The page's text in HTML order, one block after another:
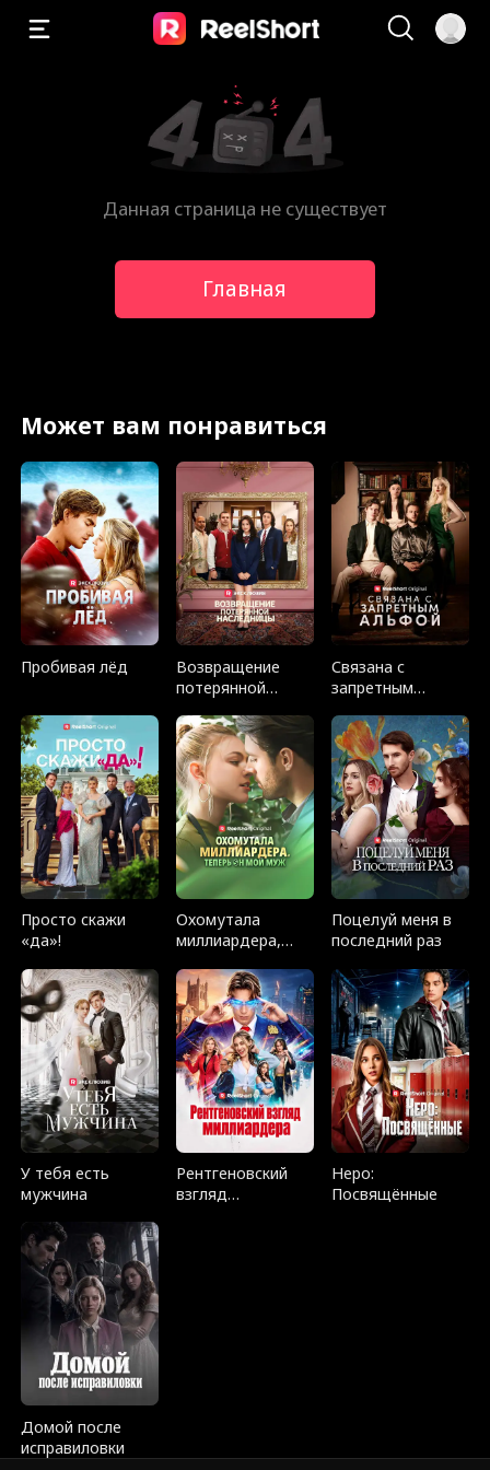
Данная страница не существует
Главная
Может вам понравиться
Пробивая лёд
Возвращение
потерянной
Связана с
запретным
Просто скажи
«да»!
Охомутала
миллиардера,
муж
Поцелуй меня в
последний раз
У тебя есть
мужчина
Рентгеновский
взгляд
Неро:
Посвящённые
Домой после
исправиловки